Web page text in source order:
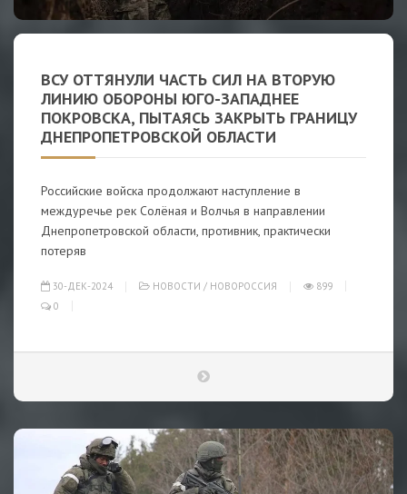
ВСУ ОТТЯНУЛИ ЧАСТЬ СИЛ НА ВТОРУЮ
ЛИНИЮ ОБОРОНЫ ЮГО-ЗАПАДНЕЕ
ПОКРОВСКА, ПЫТАЯСЬ ЗАКРЫТЬ ГРАНИЦУ
ДНЕПРОПЕТРОВСКОЙ ОБЛАСТИ
Российские войска продолжают наступление в
междуречье рек Солёная и Волчья в направлении
Днепропетровской области, противник, практически
потеряв
30-ДЕК-2024 НОВОСТИ / НОВОРОССИЯ
899
0